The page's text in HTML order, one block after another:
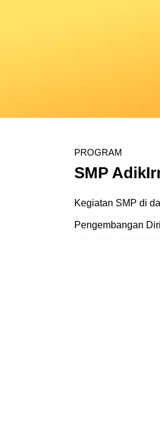
PROGRAM
SMP
Kegiatan SMP di
Pengembangan Diri